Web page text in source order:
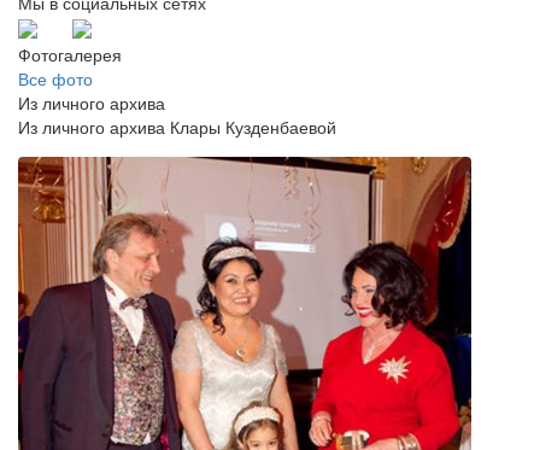
Фотогалерея
Все фото
Из личного архива
Из личного архива Клары Кузденбаевой